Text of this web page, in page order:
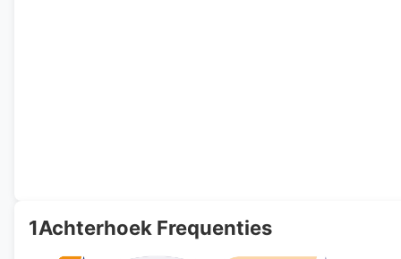
1Achterhoek Frequenties